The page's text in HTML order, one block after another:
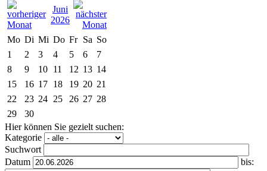
Juni
2026
Mo Di Mi Do Fr Sa So
1
2 3 4 5 6
7
8
9 10 11 12 13 14
15
16 17 18 19 20 21
22
23 24 25 26 27 28
29
30
Hier können Sie gezielt suchen:
Kategorie
Suchwort
Datum
bis: